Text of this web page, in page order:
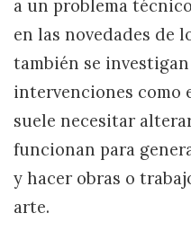
a un problema
en las novedades de
también se
intervenciones como
suele necesitar
funcionan para
y hacer obras o
arte.